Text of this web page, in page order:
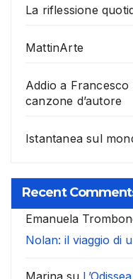
La riflessione
MattinArte
Addio a
canzone d’autore
Istantanea sul
Recent
Emanuela
Nolan: il viaggio di
Marina su